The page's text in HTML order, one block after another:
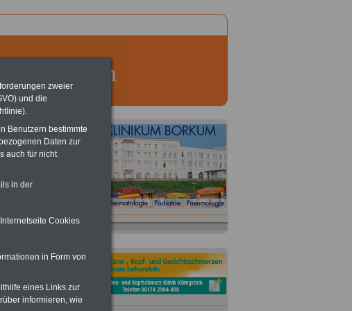
auch
zweier
und die
Benutzern bestimmte
Daten zur
auch für nicht
in der
Cookies
in Form von
eines Links zur
informieren, wie